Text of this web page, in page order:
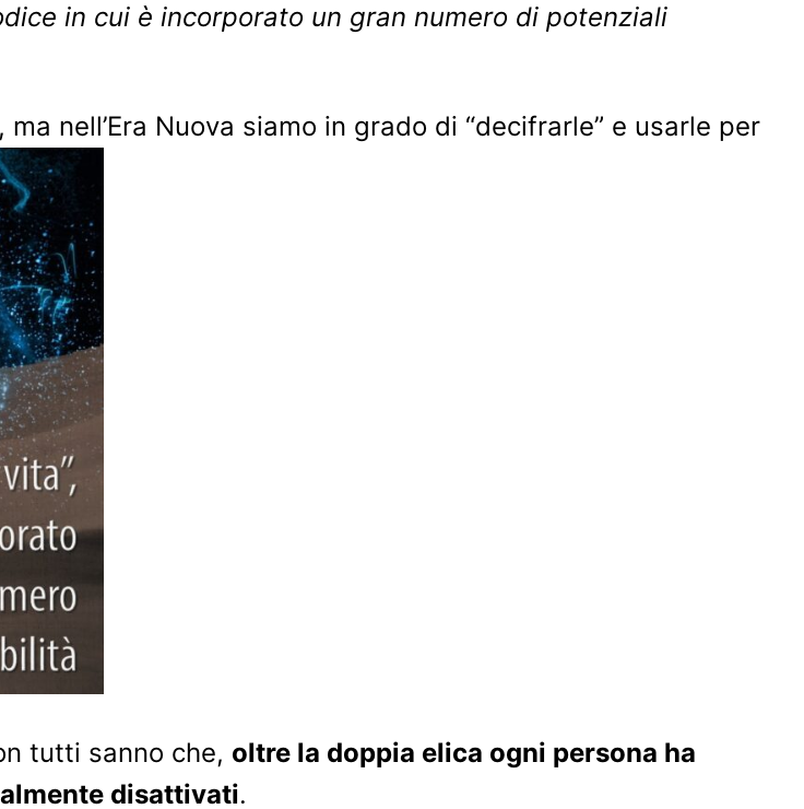
in cui è incorporato un gran numero di potenziali
nell’Era Nuova siamo in grado di “decifrarle” e usarle per
tutti sanno che, oltre la doppia elica ogni persona ha
disattivati.